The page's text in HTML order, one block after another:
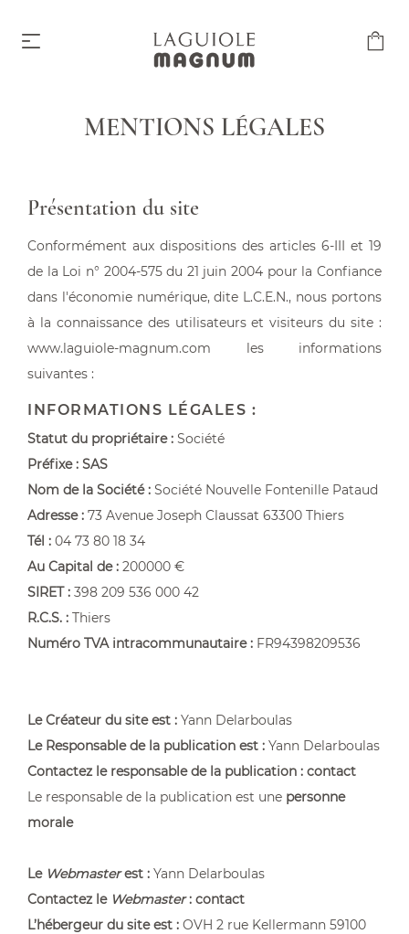
Laguiole Magnum
Accessoires
MENTIONS LÉGALES
Présentation du site
Conformément aux dispositions des articles 6-III et 19
de la Loi n° 2004-575 du 21 juin 2004 pour la Confiance
dans l'économie numérique, dite L.C.E.N., nous portons
à la connaissance des utilisateurs et visiteurs du site :
www.laguiole-magnum.com les informations
suivantes :
INFORMATIONS LÉGALES :
Statut du propriétaire : Société
Préfixe : SAS
Nom de la Société : Société Nouvelle Fontenille Pataud
Adresse : 73 Avenue Joseph Claussat 63300 Thiers
Tél : 04 73 80 18 34
Au Capital de : 200000 €
SIRET : 398 209 536 000 42
R.C.S. : Thiers
Numéro TVA intracommunautaire : FR94398209536
Le Créateur du site est : Yann Delarboulas
Le Responsable de la publication est : Yann Delarboulas
Contactez le responsable de la publication : contact
Le responsable de la publication est une personne
morale
Le Webmasterest : Yann Delarboulas
Contactez le Webmaster: contact
L’hébergeur du site est : OVH 2 rue Kellermann 59100